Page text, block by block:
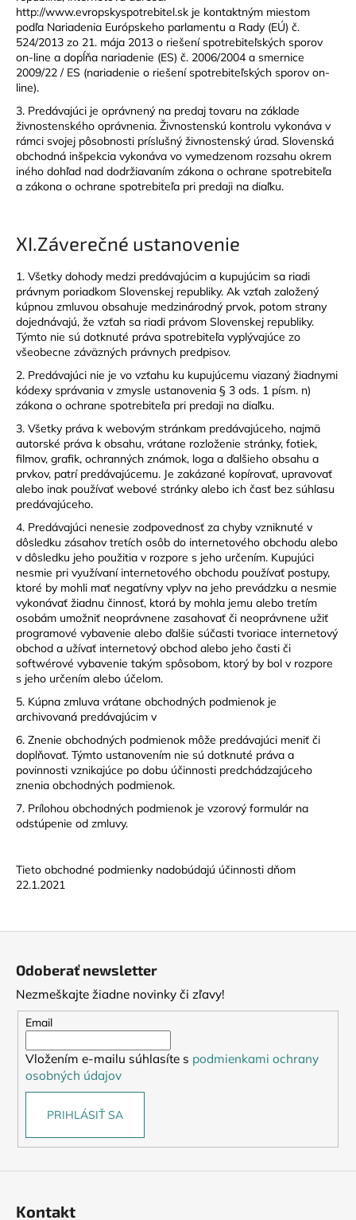
http://www.evropskyspotrebitel.sk je kontaktným miestom
podľa Nariadenia Európskeho parlamentu a Rady (EÚ) č.
524/2013 zo 21. mája 2013 o riešení spotrebiteľských sporov
on-line a dopĺňa nariadenie (ES) č. 2006/2004 a smernice
2009/22 / ES (nariadenie o riešení spotrebiteľských sporov on-
line).
3. Predávajúci je oprávnený na predaj tovaru na základe
živnostenského oprávnenia. Živnostenskú kontrolu vykonáva v
rámci svojej pôsobnosti príslušný živnostenský úrad. Slovenská
obchodná inšpekcia vykonáva vo vymedzenom rozsahu okrem
iného dohľad nad dodržiavaním zákona o ochrane spotrebiteľa
a zákona o ochrane spotrebiteľa pri predaji na diaľku.
XI.Záverečné ustanovenie
1. Všetky dohody medzi predávajúcim a kupujúcim sa riadi
právnym poriadkom Slovenskej republiky. Ak vzťah založený
kúpnou zmluvou obsahuje medzinárodný prvok, potom strany
dojednávajú, že vzťah sa riadi právom Slovenskej republiky.
Týmto nie sú dotknuté práva spotrebiteľa vyplývajúce zo
všeobecne záväzných právnych predpisov.
2. Predávajúci nie je vo vzťahu ku kupujúcemu viazaný žiadnymi
kódexy správania v zmysle ustanovenia § 3 ods. 1 písm. n)
zákona o ochrane spotrebiteľa pri predaji na diaľku.
3. Všetky práva k webovým stránkam predávajúceho, najmä
autorské práva k obsahu, vrátane rozloženie stránky, fotiek,
filmov, grafik, ochranných známok, loga a ďalšieho obsahu a
prvkov, patrí predávajúcemu. Je zakázané kopírovať, upravovať
alebo inak používať webové stránky alebo ich časť bez súhlasu
predávajúceho.
4. Predávajúci nenesie zodpovednosť za chyby vzniknuté v
dôsledku zásahov tretích osôb do internetového obchodu alebo
v dôsledku jeho použitia v rozpore s jeho určením. Kupujúci
nesmie pri využívaní internetového obchodu používať postupy,
ktoré by mohli mať negatívny vplyv na jeho prevádzku a nesmie
vykonávať žiadnu činnosť, ktorá by mohla jemu alebo tretím
osobám umožniť neoprávnene zasahovať či neoprávnene užiť
programové vybavenie alebo ďalšie súčasti tvoriace internetový
obchod a užívať internetový obchod alebo jeho časti či
softwérové vybavenie takým spôsobom, ktorý by bol v rozpore
s jeho určením alebo účelom.
5. Kúpna zmluva vrátane obchodných podmienok je
archivovaná predávajúcim v
6. Znenie obchodných podmienok môže predávajúci meniť či
doplňovať. Týmto ustanovením nie sú dotknuté práva a
povinnosti vznikajúce po dobu účinnosti predchádzajúceho
znenia obchodných podmienok.
7. Prílohou obchodných podmienok je vzorový formulár na
odstúpenie od zmluvy.
Tieto obchodné podmienky nadobúdajú účinnosti dňom
22.1.2021
Odoberať newsletter
Nezmeškajte žiadne novinky či zľavy!
Email
Vložením e-mailu súhlasíte s podmienkami ochrany
osobných údajov
PRIHLÁSIŤ SA
Kontakt